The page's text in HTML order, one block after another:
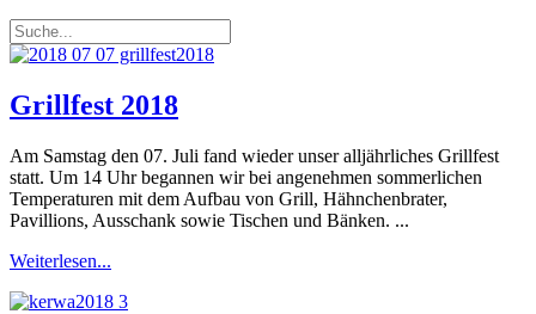
Grillfest 2018
Am Samstag den 07. Juli fand wieder unser alljährliches Grillfest
statt. Um 14 Uhr begannen wir bei angenehmen sommerlichen
Temperaturen mit dem Aufbau von Grill, Hähnchenbrater,
Pavillions, Ausschank sowie Tischen und Bänken. ...
Weiterlesen...